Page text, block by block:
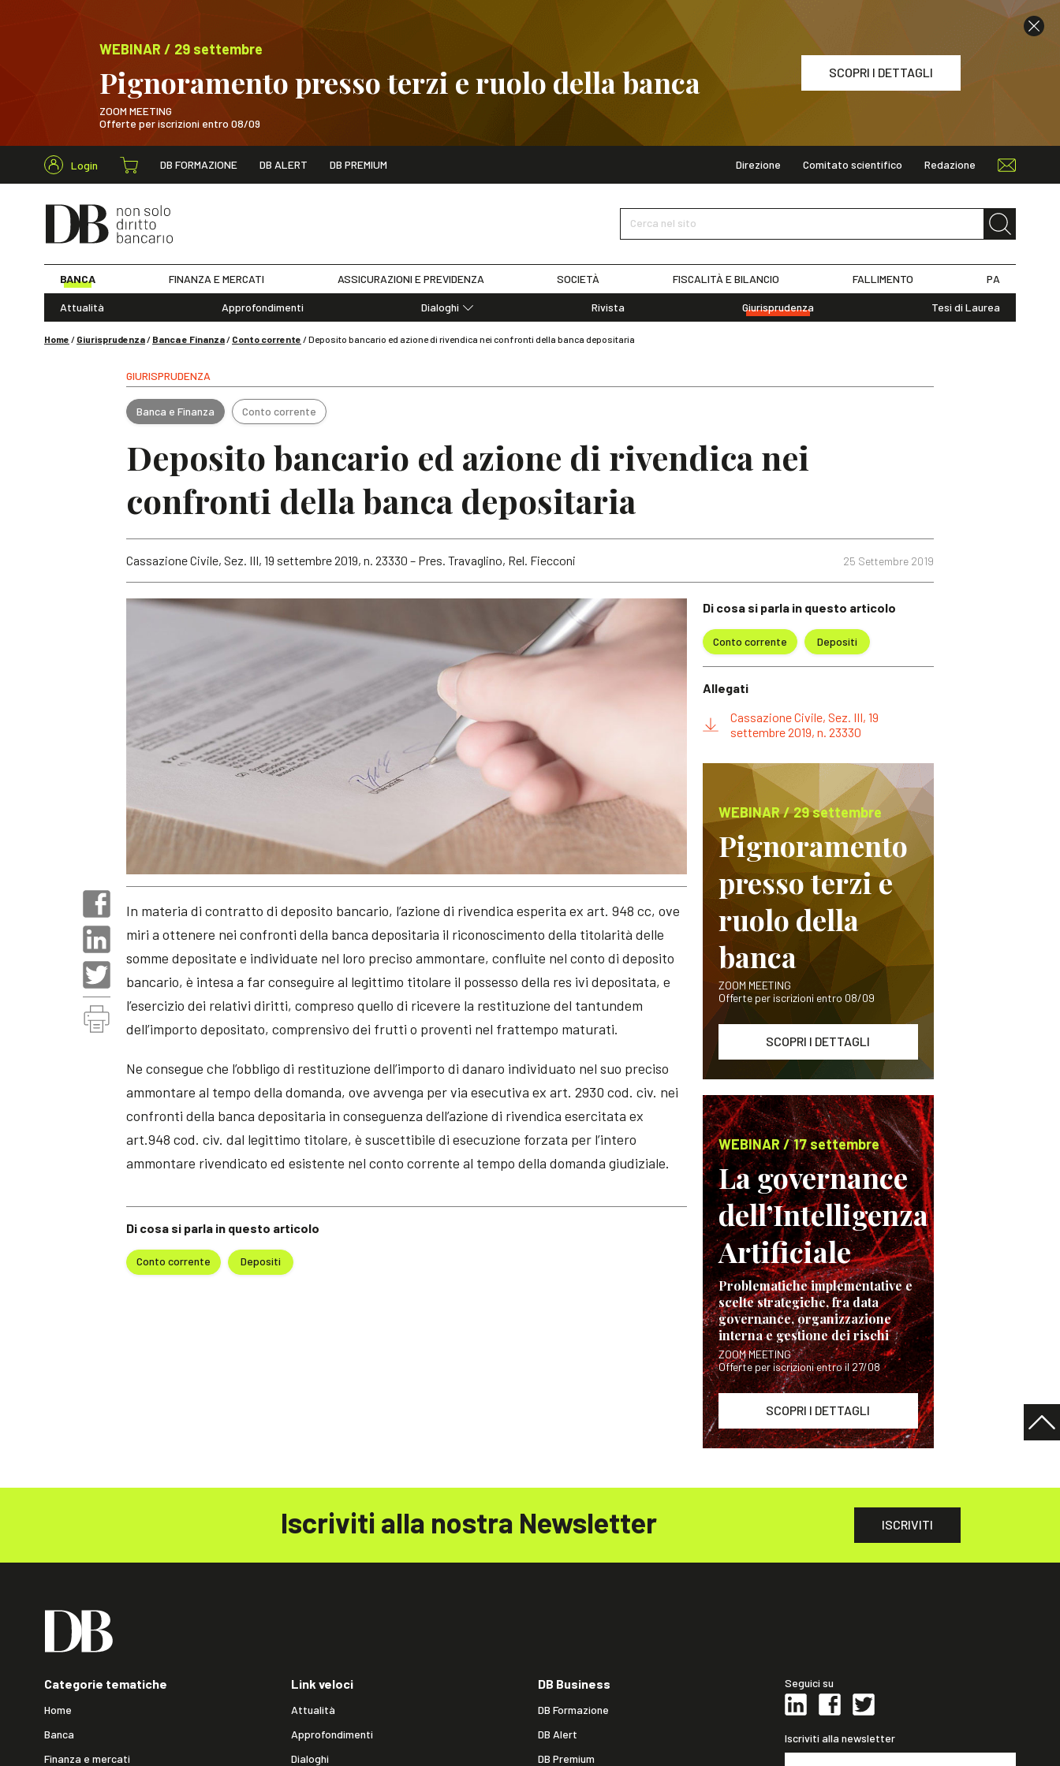
WEBINAR / 29 settembre
Pignoramento presso terzi e ruolo della banca
ZOOM MEETING
Offerte per iscrizioni entro 08/09
SCOPRI I DETTAGLI
WEBINAR / 29 settembre SCOPRI I DETTAGLI
Login DB FORMAZIONE DB ALERT DB PREMIUM Direzione Comitato scientifico Redazione
Cerca nel sito
Cerca nel sito
BANCA FINANZA E MERCATI ASSICURAZIONI E PREVIDENZA SOCIETÀ FISCALITÀ E BILANCIO FALLIMENTO PA
Attualità Approfondimenti
Dialoghi
Rivista Giurisprudenza Tesi di Laurea
Home / Giurisprudenza/ Banca e Finanza/ Conto corrente /Deposito bancario ed azione di rivendica nei confronti della banca depositaria
GIURISPRUDENZA
Banca e Finanza Conto corrente
Deposito bancario ed azione di rivendica nei
confronti della banca depositaria
25 Settembre 2019
Cassazione Civile, Sez. III, 19 settembre 2019, n. 23330 – Pres. Travaglino, Rel. Fiecconi
Di cosa si parla in questo articolo
Conto corrente Depositi
In materia di contratto di deposito bancario, l’azione di rivendica esperita ex art. 948 cc, ove
miri a ottenere nei confronti della banca depositaria il riconoscimento della titolarità delle
somme depositate e individuate nel loro preciso ammontare, confluite nel conto di deposito
bancario, è intesa a far conseguire al legittimo titolare il possesso della res ivi depositata, e
l’esercizio dei relativi diritti, compreso quello di ricevere la restituzione del tantundem
dell’importo depositato, comprensivo dei frutti o proventi nel frattempo maturati.
Ne consegue che l’obbligo di restituzione dell’importo di danaro individuato nel suo preciso
ammontare al tempo della domanda, ove avvenga per via esecutiva ex art. 2930 cod. civ. nei
confronti della banca depositaria in conseguenza dell’azione di rivendica esercitata ex
art.948 cod. civ. dal legittimo titolare, è suscettibile di esecuzione forzata per l’intero
ammontare rivendicato ed esistente nel conto corrente al tempo della domanda giudiziale.
Di cosa si parla in questo articolo
Conto corrente Depositi
Allegati
Cassazione Civile, Sez. III, 19
settembre 2019, n. 23330
WEBINAR / 29 settembre
Pignoramento
presso terzi e
ruolo della
banca
ZOOM MEETING
Offerte per iscrizioni entro 08/09
SCOPRI I DETTAGLI
WEBINAR / 17 settembre
La governance
dell’Intelligenza
Artificiale
Problematiche implementative e
scelte strategiche, fra data
governance, organizzazione
interna e gestione dei rischi
ZOOM MEETING
Offerte per iscrizioni entro il 27/08
SCOPRI I DETTAGLI
Iscriviti alla nostra Newsletter ISCRIVITI
Categorie tematiche
Home
Banca
Finanza e mercati
Link veloci
Attualità
Approfondimenti
Dialoghi
DB Business
DB Formazione
DB Alert
DB Premium
Seguici su
Iscriviti alla newsletter